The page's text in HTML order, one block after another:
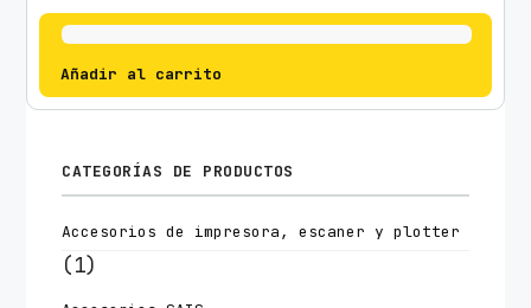
Añadir al carrito
CATEGORÍAS DE PRODUCTOS
Accesorios de impresora, escaner y plotter
(1)